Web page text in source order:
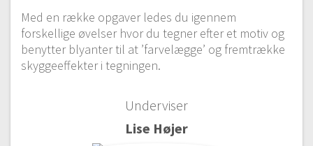
Med en række opgaver ledes du igennem
forskellige øvelser hvor du tegner efter et motiv og
benytter blyanter til at ’farvelægge’ og fremtrække
skyggeeffekter i tegningen.
Underviser
Lise Højer